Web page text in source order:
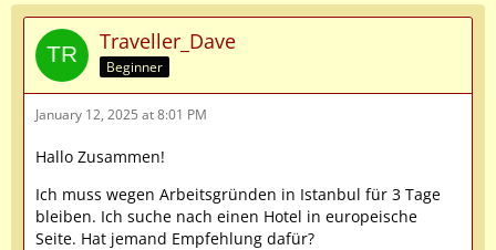
Traveller_Dave
Beginner
January 12, 2025 at 8:01 PM
Hallo Zusammen!
Ich muss wegen Arbeitsgründen in Istanbul für 3 Tage
bleiben. Ich suche nach einen Hotel in europeische
Seite. Hat jemand Empfehlung dafür?